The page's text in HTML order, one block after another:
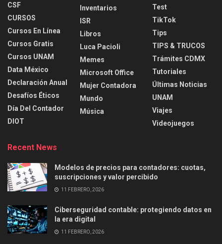
CSF
CURSOS
Cursos En Línea
Cursos Gratis
Cursos UNAM
Data México
Declaración Anual
Desafíos Éticos
Día Del Contador
DIOT
Inventarios
ISR
Libros
Luca Pacioli
Memes
Microsoft Office
Mujer Contadora
Mundo
Música
Test
TikTok
Tips
TIPS & TRUCOS
Trámites CDMX
Tutoriales
Últimas Noticias
UNAM
Viajes
Videojuegos
Recent News
Modelos de precios para contadores: cuotas,
suscripciones y valor percibido
11 FEBRERO, 2026
Ciberseguridad contable: protegiendo datos en
la era digital
11 FEBRERO, 2026